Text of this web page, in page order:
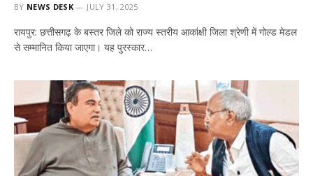
BY NEWS DESK JULY 31, 2025
रायपुर: छत्तीसगढ़ के बस्तर जिले को राज्य स्तरीय आकांक्षी जिला श्रेणी में गोल्ड मेडल
से सम्मानित किया जाएगा। यह पुरस्कार…